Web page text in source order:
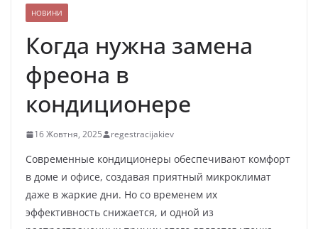
НОВИНИ
Когда нужна замена
фреона в
кондиционере
16 Жовтня, 2025 regestracijakiev
Современные кондиционеры обеспечивают комфорт
в доме и офисе, создавая приятный микроклимат
даже в жаркие дни. Но со временем их
эффективность снижается, и одной из